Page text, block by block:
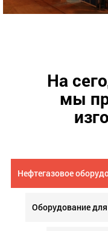
На
мы
Нефтегазовое
Оборудование